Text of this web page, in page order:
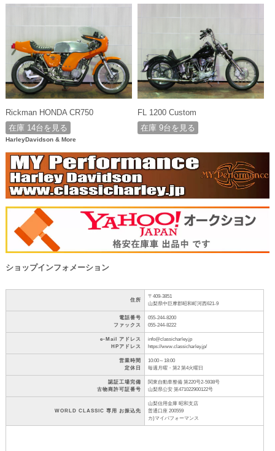
Rickman HONDA CR750
在庫 14台を見る
FL 1200 Custom
在庫 9台を見る
HarleyDavidson & More
ショップインフォメーション
住所
〒409-3851
山梨県中巨摩郡昭和町河西621-9
電話番号
ファックス
055-244-8200
055-244-8222
e-Mail アドレス
HPアドレス
info@classicharley.jp
https://www.classicharley.jp/
営業時間
定休日
10:00～18:00
毎週月曜・第2 第4火曜日
認証工場完備
古物商許可証番号
関東自動車整備 第220号2-5938号
山梨県公安 第471022900122号
WORLD CLASSIC 専用 お振込先
山梨信用金庫 昭和支店
普通口座 200559
カ)マイパフォーマンス